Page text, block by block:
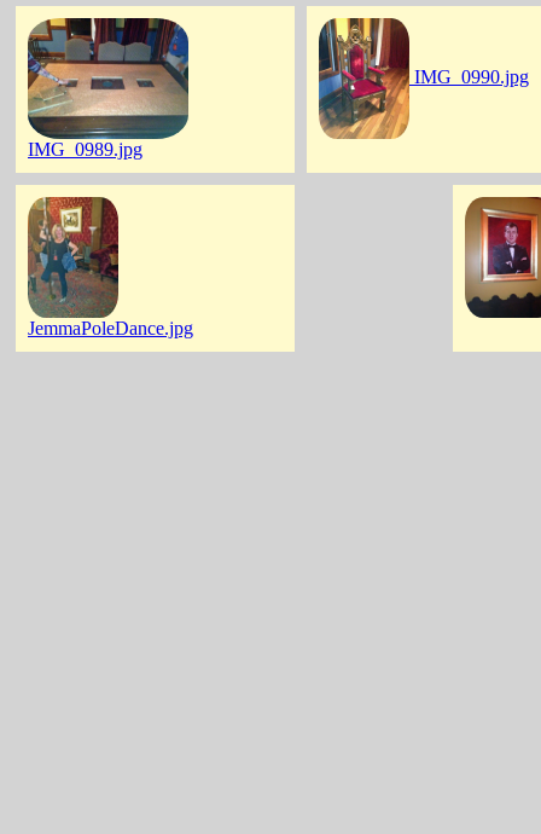
IMG_0989.jpg
IMG_0990.jpg
JemmaPoleDance.jpg